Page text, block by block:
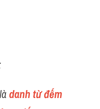
danh từ đếm